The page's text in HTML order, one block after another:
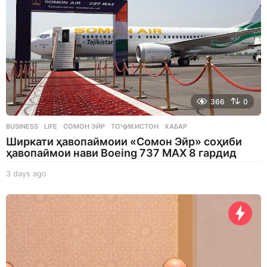
366 0
BUSINESS ,LIFE СОМОН ЭЙР ,ТОҶИКИСТОН ,ХАБАР
Ширкати ҳавопаймоии «Сомон Эйр» соҳиби
ҳавопаймои нави Boeing 737 MAX 8 гардид
3 days ago
a